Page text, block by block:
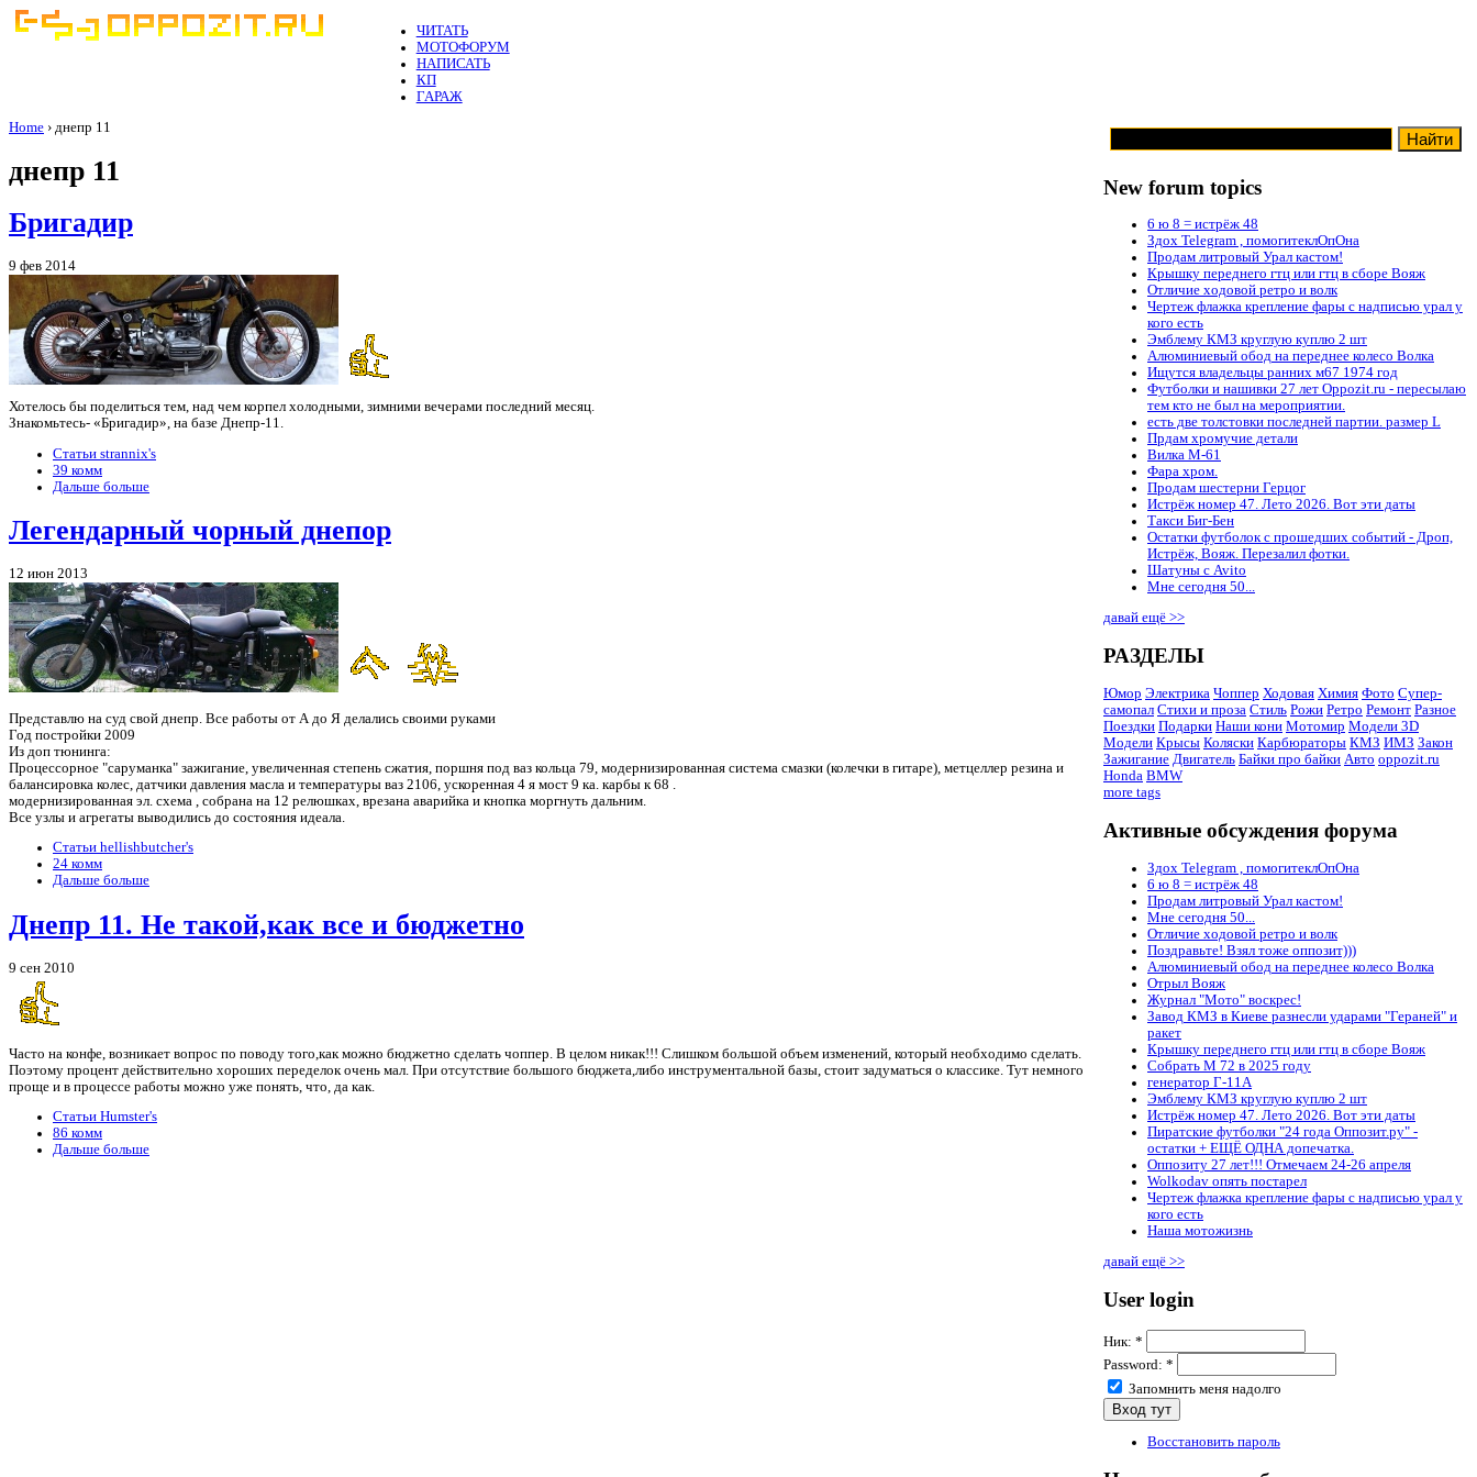
ЧИТАТЬ
МОТОФОРУМ
НАПИСАТЬ
КП
ГАРАЖ
Home › днепр 11
днепр 11
Бригадир
9 фев 2014
Хотелось бы поделиться тем, над чем корпел холодными, зимними вечерами последний месяц.
Знакомьтесь- «Бригадир», на базе Днепр-11.
Статьи strannix's
39 комм
Дальше больше
Легендарный чорный днепор
12 июн 2013
Представлю на суд свой днепр. Все работы от А до Я делались своими руками
Год постройки 2009
Из доп тюнинга:
Процессорное "саруманка" зажигание, увеличенная степень сжатия, поршня под ваз кольца 79, модернизированная система смазки (колечки в гитаре), метцеллер резина и
балансировка колес, датчики давления масла и температуры ваз 2106, ускоренная 4 я мост 9 ка. карбы к 68 .
модернизированная эл. схема , собрана на 12 релюшках, врезана аварийка и кнопка моргнуть дальним.
Все узлы и агрегаты выводились до состояния идеала.
Статьи hellishbutcher's
24 комм
Дальше больше
Днепр 11. Не такой,как все и бюджетно
9 сен 2010
Часто на конфе, возникает вопрос по поводу того,как можно бюджетно сделать чоппер. В целом никак!!! Слишком большой объем изменений, который необходимо сделать.
Поэтому процент действительно хороших переделок очень мал. При отсутствие большого бюджета,либо инструментальной базы, стоит задуматься о классике. Тут немного
проще и в процессе работы можно уже понять, что, да как.
Статьи Humster's
86 комм
Дальше больше
New forum topics
6 ю 8 = истрёж 48
Здох Telegram , помогитеклОпОна
Продам литровый Урал кастом!
Крышку переднего гтц или гтц в сборе Вояж
Отличие ходовой ретро и волк
Чертеж флажка крепление фары с надписью урал у
кого есть
Эмблему КМЗ круглую куплю 2 шт
Алюминиевый обод на переднее колесо Волка
Ищутся владельцы ранних м67 1974 год
Футболки и нашивки 27 лет Oppozit.ru - пересылаю
тем кто не был на мероприятии.
есть две толстовки последней партии. размер L
Прдам хромучие детали
Вилка М-61
Фара хром.
Продам шестерни Герцог
Истрёж номер 47. Лето 2026. Вот эти даты
Такси Биг-Бен
Остатки футболок с прошедших событий - Дроп,
Истрёж, Вояж. Перезалил фотки.
Шатуны с Avito
Мне сегодня 50...
давай ещё >>
РАЗДЕЛЫ
Юмор Электрика Чоппер Ходовая Химия Фото Супер-
самопал Стихи и проза Стиль Рожи Ретро Ремонт Разное
Поездки Подарки Наши кони Мотомир Модели 3D
Модели Крысы Коляски Карбюраторы КМЗ ИМЗ Закон
Зажигание Двигатель Байки про байки Авто oppozit.ru
Honda BMW
more tags
Активные обсуждения форума
Здох Telegram , помогитеклОпОна
6 ю 8 = истрёж 48
Продам литровый Урал кастом!
Мне сегодня 50...
Отличие ходовой ретро и волк
Поздравьте! Взял тоже оппозит)))
Алюминиевый обод на переднее колесо Волка
Отрыл Вояж
Журнал "Мото" воскрес!
Завод КМЗ в Киеве разнесли ударами "Гераней" и
ракет
Крышку переднего гтц или гтц в сборе Вояж
Собрать М 72 в 2025 году
генератор Г-11А
Эмблему КМЗ круглую куплю 2 шт
Истрёж номер 47. Лето 2026. Вот эти даты
Пиратские футболки "24 года Оппозит.ру" -
остатки + ЕЩЁ ОДНА допечатка.
Оппозиту 27 лет!!! Отмечаем 24-26 апреля
Wolkodav опять постарел
Чертеж флажка крепление фары с надписью урал у
кого есть
Наша мотожизнь
давай ещё >>
User login
Ник: *
Password: *
Запомнить меня надолго
Восстановить пароль